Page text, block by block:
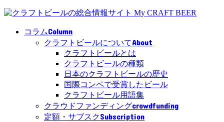
コラムColumn
クラフトビールについてAbout
クラフトビールとは
クラフトビールの種類
日本のクラフトビールの歴史
国際コンペで受賞したビール
クラフトビール用語集
クラウドファンディングcrowdfunding
定額・サブスクSubscription